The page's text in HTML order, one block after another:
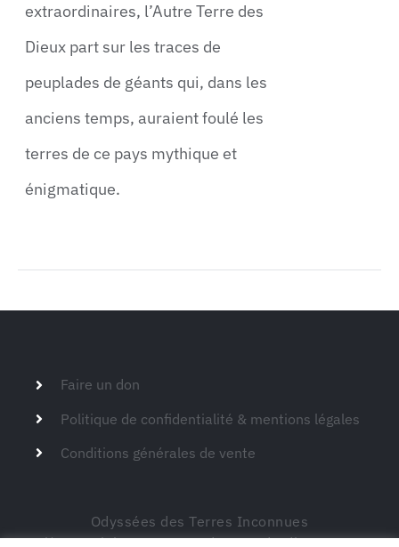
extraordinaires, l’Autre Terre des
Dieux part sur les traces de
peuplades de géants qui, dans les
anciens temps, auraient foulé les
terres de ce pays mythique et
énigmatique.
Faire un don
Politique de confidentialité & mentions légales
Conditions générales de vente
Odyssées des Terres Inconnues
Siège social – 149 route de Montdardier 30770